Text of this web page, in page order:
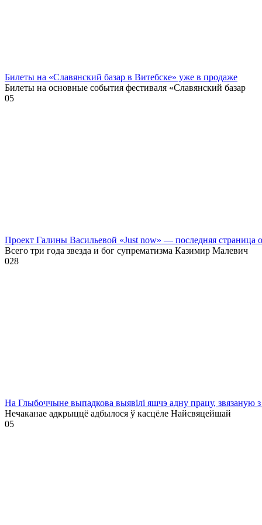
Билеты на «Славянский базар в Витебске» уже в продаже
Билеты на основные события фестиваля «Славянский базар
05
Проект Галины Васильевой «Just now» — последняя
Всего три года звезда и бог супрематизма Казимир Малевич
028
На Глыбоччыне выпадкова выявілі яшчэ адну працу, звязаную
Нечаканае адкрыццё адбылося ў касцёле Найсвяцейшай
05